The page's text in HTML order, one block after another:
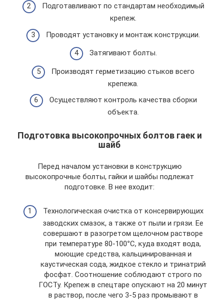
Подготавливают по стандартам необходимый
крепеж.
Проводят установку и монтаж конструкции.
Затягивают болты.
Производят герметизацию стыков всего
крепежа.
Осуществляют контроль качества сборки
объекта.
Подготовка высокопрочных болтов гаек и
шайб
Перед началом установки в конструкцию
высокопрочные болты, гайки и шайбы подлежат
подготовке. В нее входит:
Технологическая очистка от консервирующих
заводских смазок, а также от пыли и грязи. Ее
совершают в разогретом щелочном растворе
при температуре 80-100°С, куда входят вода,
моющие средства, кальцинированная и
каустическая сода, жидкое стекло и тринатрий
фосфат. Соотношение соблюдают строго по
ГОСТу. Крепеж в спецтаре опускают на 20 минут
в раствор, после чего 3-5 раз промывают в